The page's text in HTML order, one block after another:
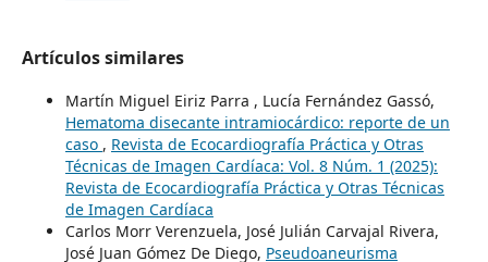
Artículos similares
Martín Miguel Eiriz Parra , Lucía Fernández Gassó,
Hematoma disecante intramiocárdico: reporte de un
caso , Revista de Ecocardiografía Práctica y Otras
Técnicas de Imagen Cardíaca: Vol. 8 Núm. 1 (2025):
Revista de Ecocardiografía Práctica y Otras Técnicas
de Imagen Cardíaca
Carlos Morr Verenzuela, José Julián Carvajal Rivera,
José Juan Gómez De Diego, Pseudoaneurisma